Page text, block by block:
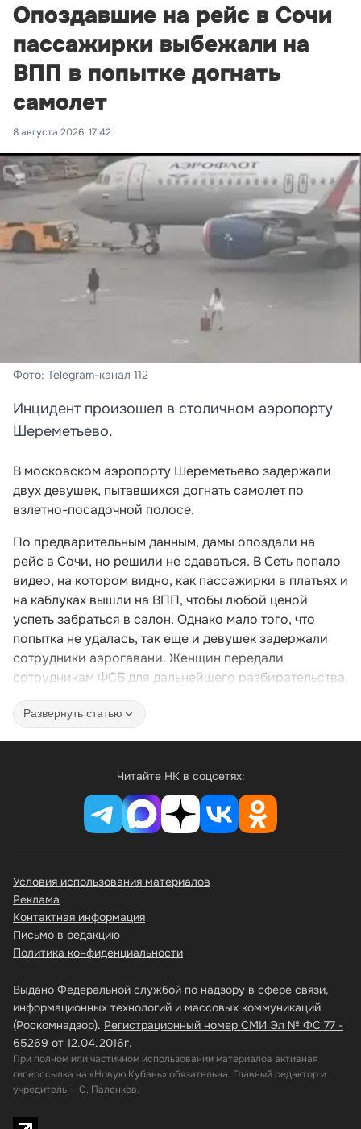
Опоздавшие на рейс в Сочи
пассажирки выбежали на
ВПП в попытке догнать
самолет
8 августа 2026, 17:42
Фото: Telegram-канал 112
Инцидент произошел в столичном аэропорту
Шереметьево.
В московском аэропорту Шереметьево задержали
двух девушек, пытавшихся догнать самолет по
взлетно-посадочной полосе.
По предварительным данным, дамы опоздали на
рейс в Сочи, но решили не сдаваться. В Сеть попало
видео, на котором видно, как пассажирки в платьях и
на каблуках вышли на ВПП, чтобы любой ценой
успеть забраться в салон. Однако мало того, что
попытка не удалась, так еще и девушек задержали
сотрудники аэрогавани. Женщин передали
сотрудникам ФСБ для дальнейшего разбирательства.
Развернуть статью
Читайте НК в соцсетях:
Выдано Федеральной службой по надзору в сфере связи,
информационных технологий и массовых коммуникаций
(Роскомнадзор). Регистрационный номер СМИ Эл № ФС 77 -
65269 от 12.04.2016г.
При полном или частичном использовании материалов активная
гиперссылка на «Новую Кубань» обязательна. Главный редактор и
учредитель — С. Паленков.
Условия использования материалов
Реклама
Контактная информация
Письмо в редакцию
Политика конфиденциальности